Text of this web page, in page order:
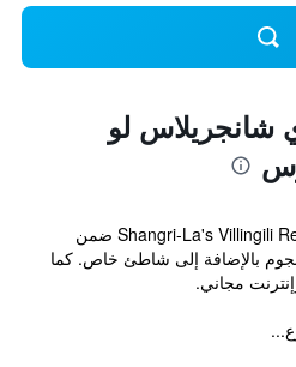
شانجريلاس لو
تتواجد Shangri-La's Villingili Resort and Spa Maldives ضمن
و تقدم مرافق ذات 5 نجوم بالإضافة إلى شاطئ خاص. كما
مجاني.